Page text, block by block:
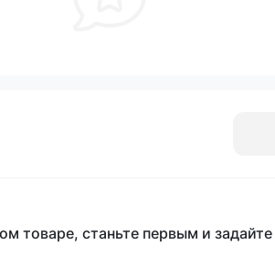
товаре, станьте первым и